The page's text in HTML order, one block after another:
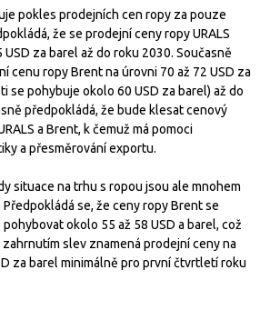
pokles prodejních cen ropy za pouze
že se prodejní ceny ropy URALS
za barel až do roku 2030. Současně
cenu ropy Brent na úrovni 70 až 72 USD za
se pohybuje okolo 60 USD za barel) až do
předpokládá, že bude klesat cenový
a Brent, k čemuž má pomoci
a přesměrování exportu.
situace na trhu s ropou jsou ale mnohem
se, že ceny ropy Brent se
okolo 55 až 58 USD a barel, což
zahrnutím slev znamená prodejní ceny na
za barel minimálně pro první čtvrtletí roku